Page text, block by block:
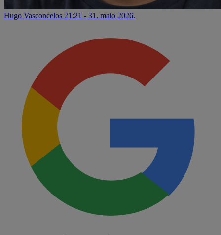
Hugo Vasconcelos 21:21 - 31. maio 2026.